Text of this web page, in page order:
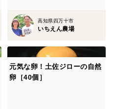
高知県四万十市
いちえん農場
元気な卵！土佐ジローの自然
卵［40個］